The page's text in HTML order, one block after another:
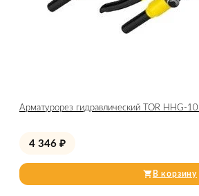
Арматурорез гидравлический TOR HHG-
4 346 ₽
В корзину